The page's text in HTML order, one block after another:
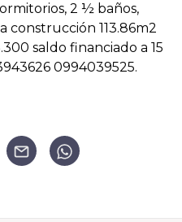
2 ½ baños,
construcción 113.86m2
saldo financiado a 15
0994039525.